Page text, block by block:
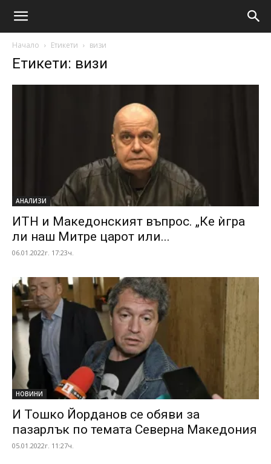
Начало Етикети визи
Етикети: визи
АНАЛИЗИ
ИТН и Македонският въпрос. „Ке ѝгра
ли наш Митре царот или...
06.01.2022г. 17:23ч.
НОВИНИ
И Тошко Йорданов се обяви за
пазарлък по темата Северна Македония
05.01.2022г. 11:27ч.